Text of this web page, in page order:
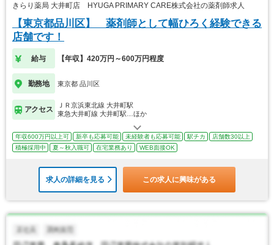
きらり薬局 大井町店 HYUGA PRIMARY CARE株式会社の薬剤師求人
【東京都品川区】 薬剤師として幅ひろく経験できる
店舗です！
給与 【年収】420万円～600万円程度
勤務地 東京都 品川区
アクセス
ＪＲ京浜東北線 大井町駅
東急大井町線 大井町駅…ほか
年収600万円以上可 新卒も応募可能 未経験者も応募可能 駅チカ
店舗数30以上
積極採用中
夏～秋入職可 在宅業務あり WEB面接OK
求人の詳細を見る この求人に興味がある